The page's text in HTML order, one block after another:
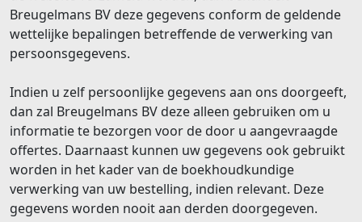
Breugelmans BV deze gegevens conform de geldende
wettelijke bepalingen betreffende de verwerking van
persoonsgegevens.
Indien u zelf persoonlijke gegevens aan ons doorgeeft,
dan zal Breugelmans BV deze alleen gebruiken om u
informatie te bezorgen voor de door u aangevraagde
offertes. Daarnaast kunnen uw gegevens ook gebruikt
worden in het kader van de boekhoudkundige
verwerking van uw bestelling, indien relevant. Deze
gegevens worden nooit aan derden doorgegeven.